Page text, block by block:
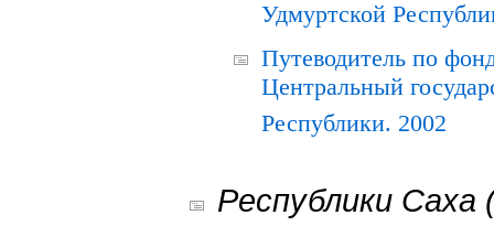
Удмуртской
Путеводитель по
Центральный
Республики. 2002
Республики Саха